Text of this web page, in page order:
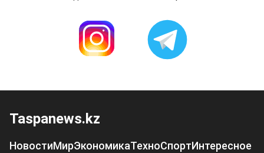
Taspanews.kz
НовостиМирЭкономикаТехноСпортИнтересное